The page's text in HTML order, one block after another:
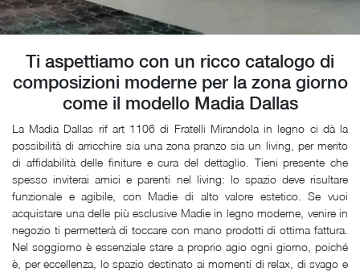
Ti aspettiamo con un ricco catalogo di
composizioni moderne per la zona giorno
come il modello Madia Dallas
La Madia Dallas rif art 1106 di Fratelli Mirandola in legno ci dà la
possibilità di arricchire sia una zona pranzo sia un living, per merito
di affidabilità delle finiture e cura del dettaglio. Tieni presente che
spesso inviterai amici e parenti nel living: lo spazio deve risultare
funzionale e agibile, con Madie di alto valore estetico. Se vuoi
acquistare una delle più esclusive Madie in legno moderne, venire in
negozio ti permetterà di toccare con mano prodotti di ottima fattura.
Nel soggiorno è essenziale stare a proprio agio ogni giorno, poiché
è, per eccellenza, lo spazio destinato ai momenti di relax, di svago e